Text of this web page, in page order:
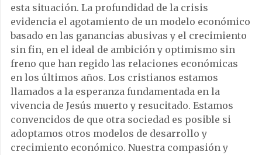
esta situación. La profundidad de la crisis
evidencia el agotamiento de un modelo económico
basado en las ganancias abusivas y el crecimiento
sin fin, en el ideal de ambición y optimismo sin
freno que han regido las relaciones económicas
en los últimos años. Los cristianos estamos
llamados a la esperanza fundamentada en la
vivencia de Jesús muerto y resucitado. Estamos
convencidos de que otra sociedad es posible si
adoptamos otros modelos de desarrollo y
crecimiento económico. Nuestra compasión y